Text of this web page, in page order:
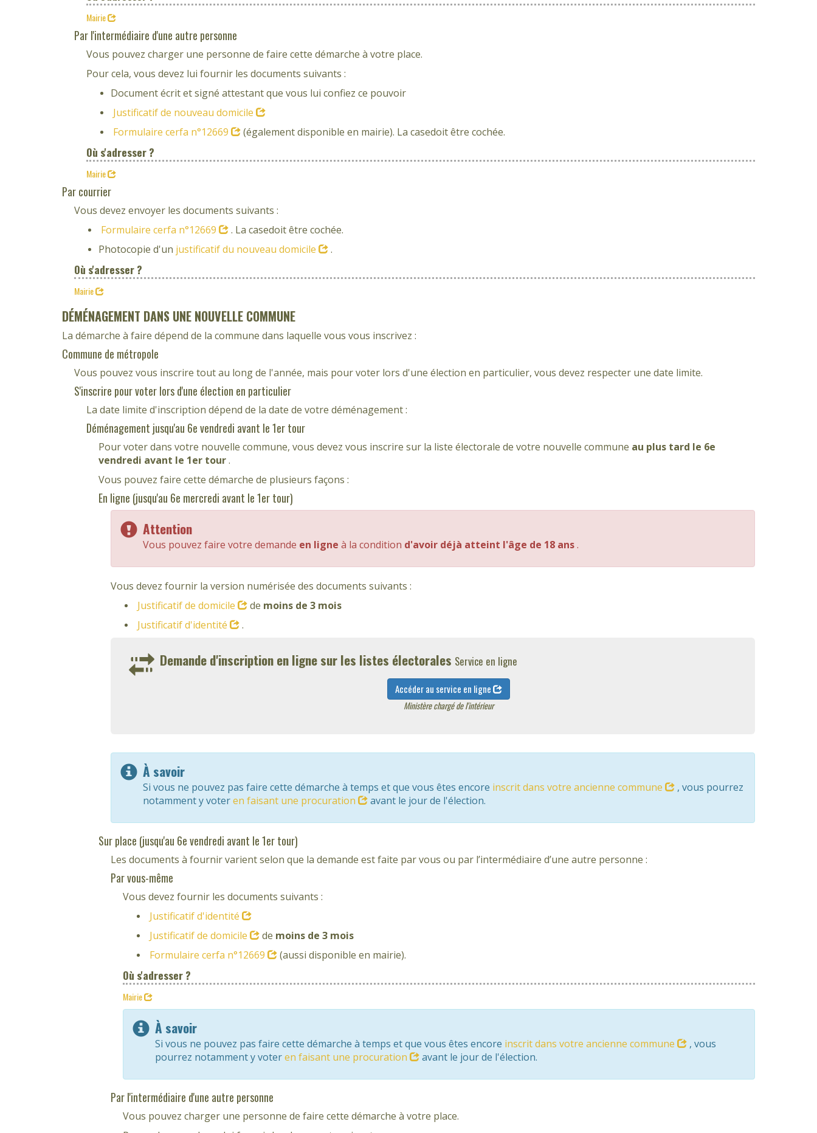
Mairie
Par l'intermédiaire d'une autre personne
Vous pouvez charger une personne de faire cette démarche à votre place.
Pour cela, vous devez lui fournir les documents suivants :
Document écrit et signé attestant que vous lui confiez ce pouvoir
Justificatif de nouveau domicile
Formulaire cerfa n°12669
(également disponible en mairie). La casedoit être cochée.
Où s'adresser ?
Mairie
Par courrier
Vous devez envoyer les documents suivants :
Formulaire cerfa n°12669
. La casedoit être cochée.
Photocopie d'un justificatif du nouveau domicile .
Où s'adresser ?
Mairie
DÉMÉNAGEMENT DANS UNE NOUVELLE COMMUNE
La démarche à faire dépend de la commune dans laquelle vous vous inscrivez :
Commune de métropole
Vous pouvez vous inscrire tout au long de l'année, mais pour voter lors d'une élection en particulier, vous devez respecter une date limite.
S'inscrire pour voter lors d'une élection en particulier
La date limite d'inscription dépend de la date de votre déménagement :
Déménagement jusqu'au 6e vendredi avant le 1er tour
Pour voter dans votre nouvelle commune, vous devez vous inscrire sur la liste électorale de votre nouvelle commune au plus tard le 6e
vendredi avant le 1er tour.
Vous pouvez faire cette démarche de plusieurs façons :
En ligne (jusqu'au 6e mercredi avant le 1er tour)
Attention
Vous pouvez faire votre demande en ligne à la condition d'avoir déjà atteint l'âge de 18 ans.
Vous devez fournir la version numérisée des documents suivants :
Justificatif de domicile
de moins de 3 mois
Justificatif d'identité
.
Demande d'inscription en ligne sur les listes électorales Service en ligne
Accéder au service en ligne
Ministère chargé de l'intérieur
À savoir
Si vous ne pouvez pas faire cette démarche à temps et que vous êtes encore inscrit dans votre ancienne commune
, vous pourrez
notamment y voteren faisant une procuration avant le jour de l'élection.
Sur place (jusqu'au 6e vendredi avant le 1er tour)
Les documents à fournir varient selon que la demande est faite par vous ou par l’intermédiaire d’une autre personne :
Par vous-même
Vous devez fournir les documents suivants :
Justificatif d'identité
Justificatif de domicile
de moins de 3 mois
Formulaire cerfa n°12669
(aussi disponible en mairie).
Où s'adresser ?
Mairie
À savoir
Si vous ne pouvez pas faire cette démarche à temps et que vous êtes encore inscrit dans votre ancienne commune
, vous
pourrez notamment y voteren faisant une procuration avant le jour de l'élection.
Par l'intermédiaire d'une autre personne
Vous pouvez charger une personne de faire cette démarche à votre place.